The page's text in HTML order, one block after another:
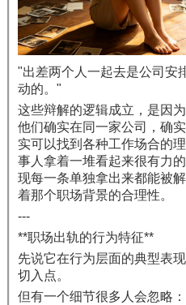
"出差两个人一起去是公司安
动的。"
这些辩解的逻辑成立，是因为
他们确实在同一家公司，确
实可以找到各种工作场合的
事人拿着一堆看起来很有力
现每一条单独拿出来都能被
着那个职场背景的合理性。
---
**职场出轨的行为特征**
先说它在行为层面的典型表
切入点。
但有一个细节很多人会忽略